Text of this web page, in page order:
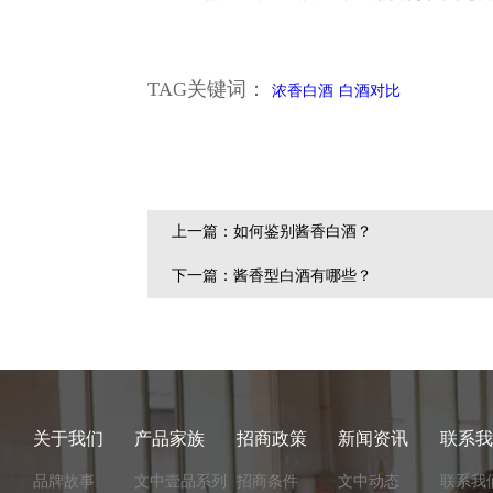
TAG关键词：浓香白酒 白酒对比
上一篇：如何鉴别酱香白酒？
下一篇：酱香型白酒有哪些？
关于我们
品牌故事
产品家族
文中壹品系列
招商政策
招商条件
新闻资讯
文中动态
联系
联系我